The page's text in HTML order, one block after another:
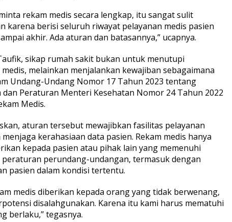
rekam medis secara lengkap, itu sangat sulit
karena berisi seluruh riwayat pelayanan medis pasien
akhir. Ada aturan dan batasannya,” ucapnya.
sikap rumah sakit bukan untuk menutupi
melainkan menjalankan kewajiban sebagaimana
Undang-Undang Nomor 17 Tahun 2023 tentang
dan Peraturan Menteri Kesehatan Nomor 24 Tahun 2022
Medis.
aturan tersebut mewajibkan fasilitas pelayanan
kerahasiaan data pasien. Rekam medis hanya
kepada pasien atau pihak lain yang memenuhi
perundang-undangan, termasuk dengan
pasien dalam kondisi tertentu.
medis diberikan kepada orang yang tidak berwenang,
disalahgunakan. Karena itu kami harus mematuhi
berlaku,” tegasnya.